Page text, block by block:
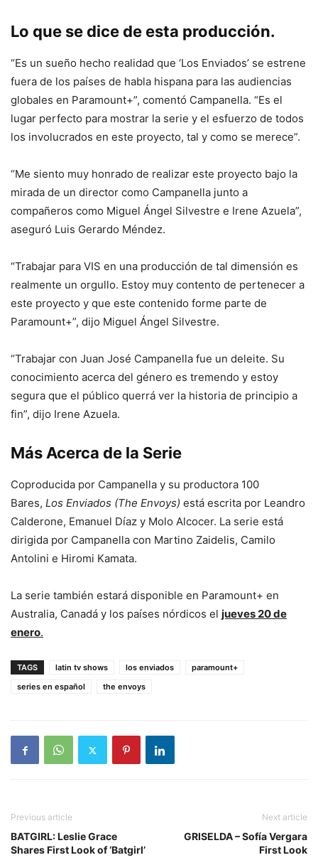
Lo que se dice de esta producción.
“Es un sueño hecho realidad que ‘Los Enviados’ se estrene
fuera de los países de habla hispana para las audiencias
globales en Paramount+”, comentó Campanella. “Es el
lugar perfecto para mostrar la serie y el esfuerzo de todos
los involucrados en este proyecto, tal y como se merece”.
“Me siento muy honrado de realizar este proyecto bajo la
mirada de un director como Campanella junto a
compañeros como Miguel Ángel Silvestre e Irene Azuela”,
aseguró Luis Gerardo Méndez.
“Trabajar para VIS en una producción de tal dimensión es
realmente un orgullo. Estoy muy contento de pertenecer a
este proyecto y que este contenido forme parte de
Paramount+”, dijo Miguel Ángel Silvestre.
“Trabajar con Juan José Campanella fue un deleite. Su
conocimiento acerca del género es tremendo y estoy
segura que el público querrá ver la historia de principio a
fin”, dijo Irene Azuela.
Más Acerca de la Serie
Coproducida por Campanella y su productora 100
Bares, Los Enviados (The Envoys) está escrita por Leandro
Calderone, Emanuel Díaz y Molo Alcocer. La serie está
dirigida por Campanella con Martino Zaidelis, Camilo
Antolini e Hiromi Kamata.
La serie también estará disponible en Paramount+ en
Australia, Canadá y los países nórdicos el jueves 20 de
enero.
TAGS latin tv shows los enviados
paramount+
series en español
the envoys
Previous article
BATGIRL: Leslie Grace
Shares First Look of ‘Batgirl’
Next article
GRISELDA – Sofía Vergara
First Look